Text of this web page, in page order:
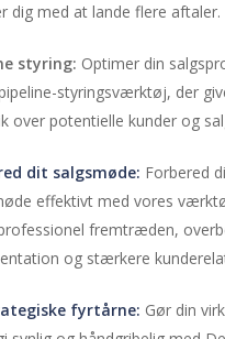
dig med at lande flere aftaler.
styring: Optimer din
styringsværktøj, der
over potentielle kunder og
dit salgsmøde: Forbered
effektivt med vores
fremtræden,
og stærkere
fyrtårne: Gør din